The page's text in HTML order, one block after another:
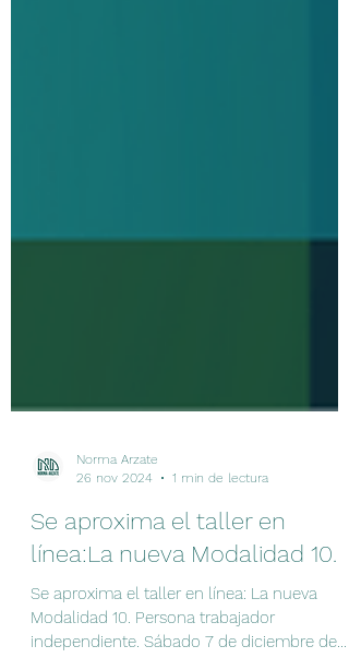
26 nov 2024
1 min de lectura
Se aproxima el taller en
línea:La nueva Modalidad 10.
Se aproxima el taller en línea: La nueva
Modalidad 10. Persona trabajador